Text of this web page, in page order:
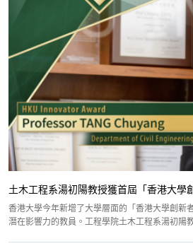
土木工程系湯初陽教授獲首屆「香港大學
香港大學今年新增了大學層面的「香港大學創新
潛在影響力的教員。工程學院土木工程系湯初陽